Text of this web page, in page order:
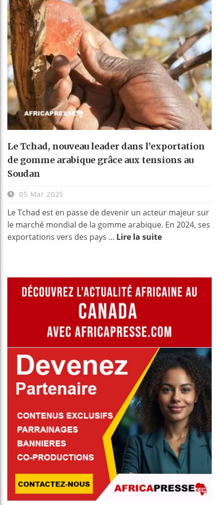
Le Tchad, nouveau leader dans l’exportation
de gomme arabique grâce aux tensions au
Soudan
05 Mar 2025
Le Tchad est en passe de devenir un acteur majeur sur
le marché mondial de la gomme arabique. En 2024, ses
exportations vers des pays ... Lire la suite